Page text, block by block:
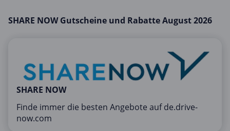
Mode & Accessoires
Sport & Freizeit
Urlaub & Reise
SHARE NOW Gutscheine und Rabatte August 2026
SHARE NOW
Finde immer die besten Angebote auf de.drive-
now.com